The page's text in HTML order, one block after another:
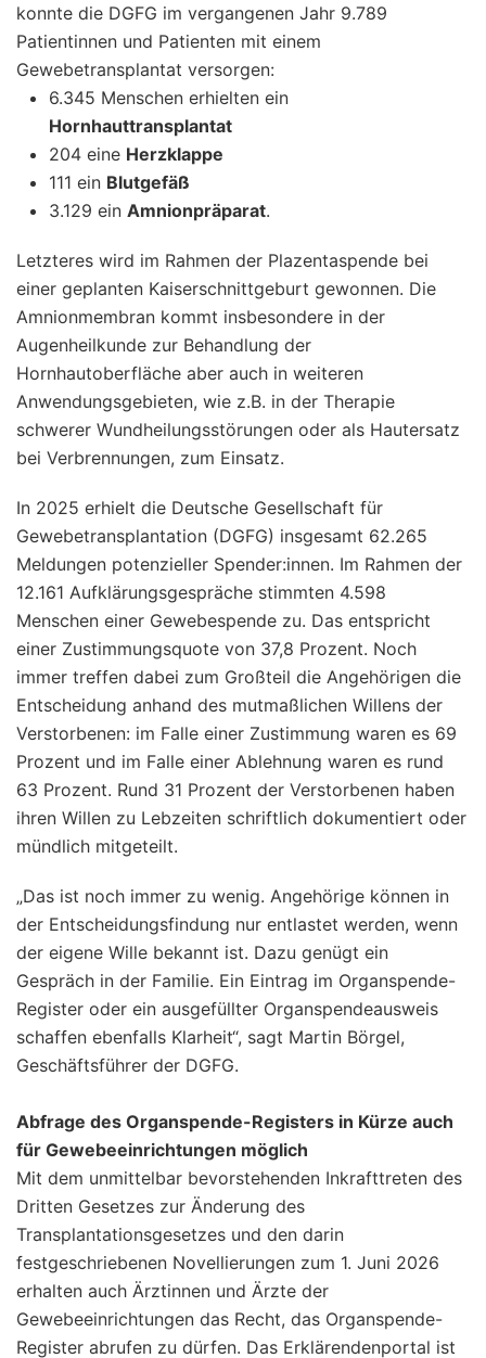
konnte die DGFG im vergangenen Jahr 9.789
Patientinnen und Patienten mit einem
Gewebetransplantat versorgen:
6.345 Menschen erhielten ein
Hornhauttransplantat
204 eine Herzklappe
111 ein Blutgefäß
3.129 ein Amnionpräparat.
Letzteres wird im Rahmen der Plazentaspende bei
einer geplanten Kaiserschnittgeburt gewonnen. Die
Amnionmembran kommt insbesondere in der
Augenheilkunde zur Behandlung der
Hornhautoberfläche aber auch in weiteren
Anwendungsgebieten, wie z.B. in der Therapie
schwerer Wundheilungsstörungen oder als Hautersatz
bei Verbrennungen, zum Einsatz.
In 2025 erhielt die Deutsche Gesellschaft für
Gewebetransplantation (DGFG) insgesamt 62.265
Meldungen potenzieller Spender:innen. Im Rahmen der
12.161 Aufklärungsgespräche stimmten 4.598
Menschen einer Gewebespende zu. Das entspricht
einer Zustimmungsquote von 37,8 Prozent. Noch
immer treffen dabei zum Großteil die Angehörigen die
Entscheidung anhand des mutmaßlichen Willens der
Verstorbenen: im Falle einer Zustimmung waren es 69
Prozent und im Falle einer Ablehnung waren es rund
63 Prozent. Rund 31 Prozent der Verstorbenen haben
ihren Willen zu Lebzeiten schriftlich dokumentiert oder
mündlich mitgeteilt.
„Das ist noch immer zu wenig. Angehörige können in
der Entscheidungsfindung nur entlastet werden, wenn
der eigene Wille bekannt ist. Dazu genügt ein
Gespräch in der Familie. Ein Eintrag im Organspende-
Register oder ein ausgefüllter Organspendeausweis
schaffen ebenfalls Klarheit“, sagt Martin Börgel,
Geschäftsführer der DGFG.
Abfrage des Organspende-Registers in Kürze auch
für Gewebeeinrichtungen möglich
Mit dem unmittelbar bevorstehenden Inkrafttreten des
Dritten Gesetzes zur Änderung des
Transplantationsgesetzes und den darin
festgeschriebenen Novellierungen zum 1. Juni 2026
erhalten auch Ärztinnen und Ärzte der
Gewebeeinrichtungen das Recht, das Organspende-
Register abrufen zu dürfen. Das Erklärendenportal ist